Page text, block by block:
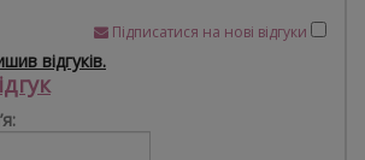
Підписатися на нові відгуки
відгуків.